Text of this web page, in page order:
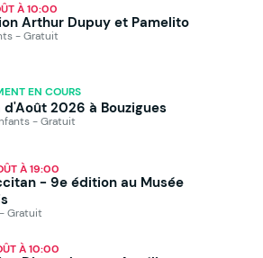
À 10:00
Arthur Dupuy et Pamelito
- Gratuit
EN COURS
d'Août 2026 à Bouzigues
- Gratuit
À 19:00
- 9e édition au Musée
Gratuit
À 10:00